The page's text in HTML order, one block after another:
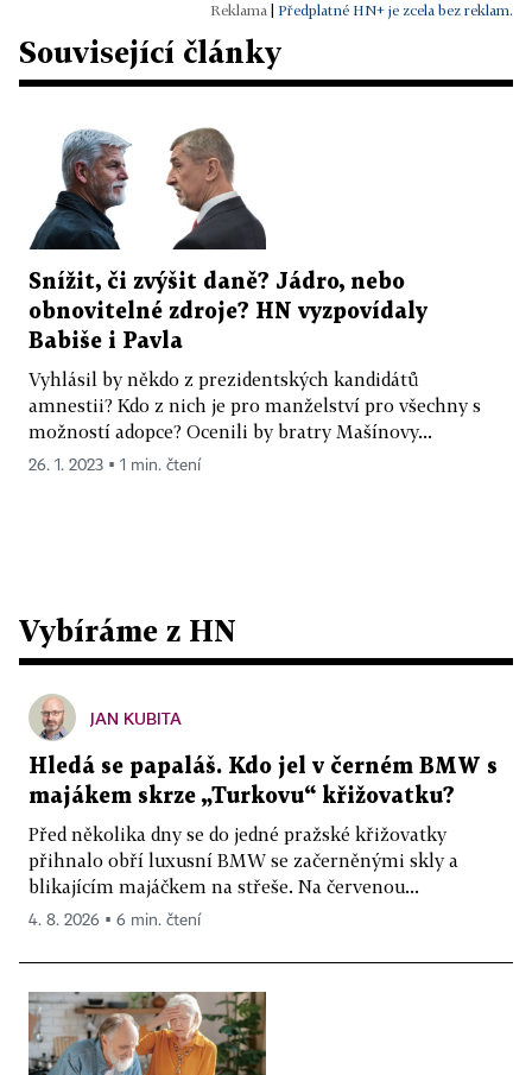
Předplatné HN+ je zcela bez reklam.
Související články
Snížit, či zvýšit daně? Jádro, nebo
obnovitelné zdroje? HN vyzpovídaly
Babiše i Pavla
Vyhlásil by někdo z prezidentských kandidátů
amnestii? Kdo z nich je pro manželství pro všechny s
možností adopce? Ocenili by bratry Mašínovy...
26. 1. 2023 ▪ 1 min. čtení
Vybíráme z HN
JAN KUBITA
Hledá se papaláš. Kdo jel v černém BMW s
majákem skrze „Turkovu“ křižovatku?
Před několika dny se do jedné pražské křižovatky
přihnalo obří luxusní BMW se začerněnými skly a
blikajícím majáčkem na střeše. Na červenou...
4. 8. 2026 ▪ 6 min. čtení